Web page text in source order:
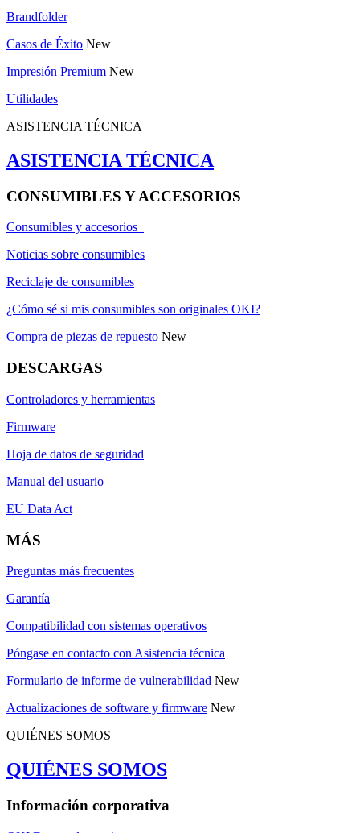
Brandfolder
Casos de Éxito New
Impresión Premium New
Utilidades
ASISTENCIA TÉCNICA
ASISTENCIA TÉCNICA
CONSUMIBLES Y ACCESORIOS
Consumibles y accesorios
Noticias sobre consumibles
Reciclaje de consumibles
¿Cómo sé si mis consumibles son originales OKI?
Compra de piezas de repuesto New
DESCARGAS
Controladores y herramientas
Firmware
Hoja de datos de seguridad
Manual del usuario
EU Data Act
MÁS
Preguntas más frecuentes
Garantía
Compatibilidad con sistemas operativos
Póngase en contacto con Asistencia técnica
Formulario de informe de vulnerabilidad New
Actualizaciones de software y firmware New
QUIÉNES SOMOS
QUIÉNES SOMOS
Información corporativa